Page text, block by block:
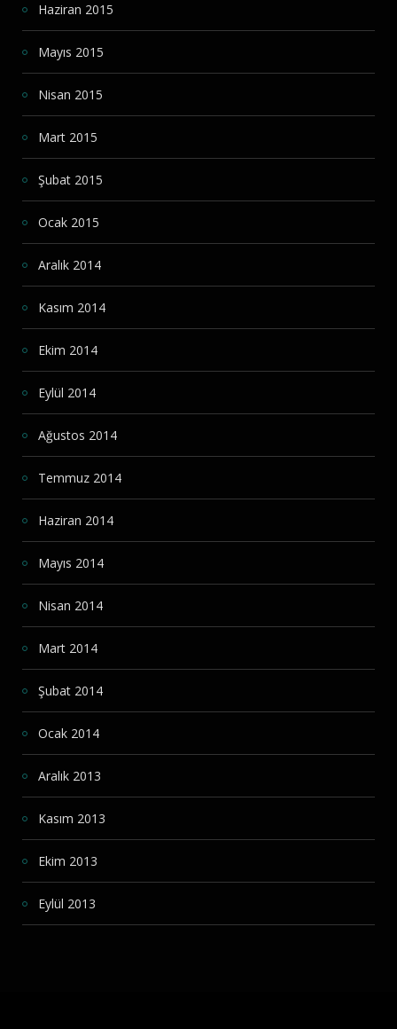
Haziran 2015
Mayıs 2015
Nisan 2015
Mart 2015
Şubat 2015
Ocak 2015
Aralık 2014
Kasım 2014
Ekim 2014
Eylül 2014
Ağustos 2014
Temmuz 2014
Haziran 2014
Mayıs 2014
Nisan 2014
Mart 2014
Şubat 2014
Ocak 2014
Aralık 2013
Kasım 2013
Ekim 2013
Eylül 2013